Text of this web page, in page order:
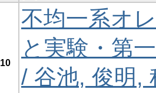
10
不均一系オ
と実験・第
/ 谷池, 俊明,